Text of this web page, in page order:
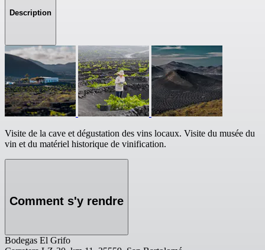
Description
Visite de la cave et dégustation des vins locaux. Visite du musée du
vin et du matériel historique de vinification.
Comment s'y rendre
Bodegas El Grifo